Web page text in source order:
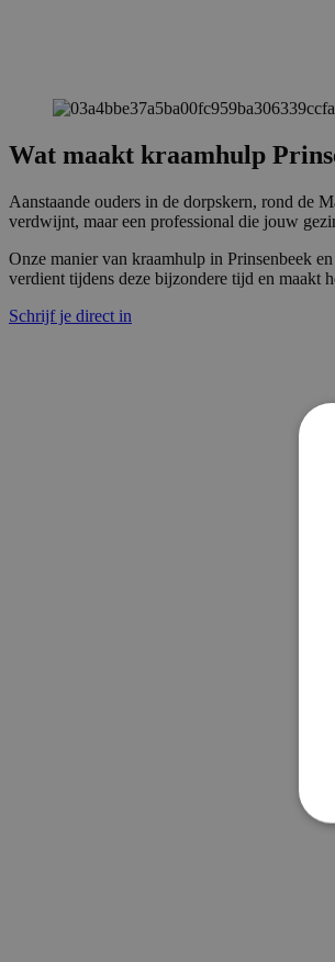
Wat maakt kraamhulp
Aanstaande ouders in de dorpskern, rond de
verdwijnt, maar een professional die jouw
Onze manier van kraamhulp in Prinsenbeek
verdient tijdens deze bijzondere tijd en maakt
Schrijf je direct in